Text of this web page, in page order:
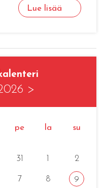
Lue lisää
>
pe la su
31 2
7 8 9